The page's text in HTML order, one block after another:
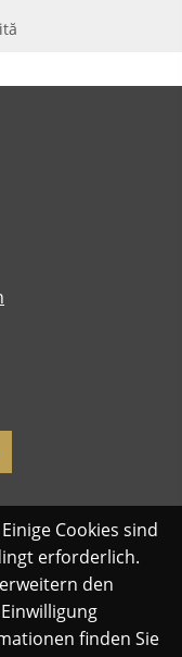
Cookies sind
erforderlich.
den
finden Sie